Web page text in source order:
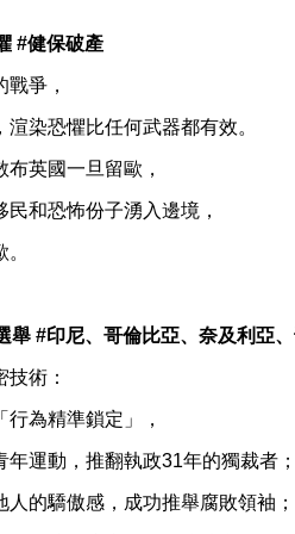
#健保破產
爭，
染恐懼比任何武器都有效。
英國一旦留歐，
和恐怖份子湧入邊境，
舉 #印尼、哥倫比亞、奈及利亞
術：
行為精準鎖定」，
年運動，推翻執政31年的獨裁者；
的驕傲感，成功推舉腐敗領袖；